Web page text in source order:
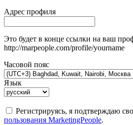
Адрес профиля
Это будет в конце ссылки на ваш
http://marpeople.com/profile/yourname
Часовой пояс
Язык
Регистрируясь, я подтверждаю
пользования MarketingPeople.